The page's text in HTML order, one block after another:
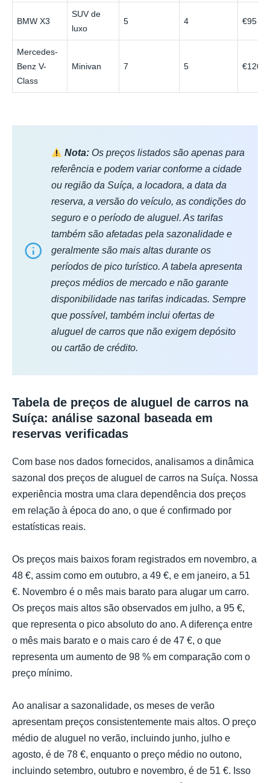
BMW X3
SUV de
luxo
5 4 €95
Mercedes-
Benz V-
Class
Minivan 7 5 €120
Nota: Os preços listados são apenas para
referência e podem variar conforme a cidade
ou região da Suíça, a locadora, a data da
reserva, a versão do veículo, as condições do
seguro e o período de aluguel. As tarifas
também são afetadas pela sazonalidade e
geralmente são mais altas durante os
períodos de pico turístico. A tabela apresenta
preços médios de mercado e não garante
disponibilidade nas tarifas indicadas. Sempre
que possível, também inclui ofertas de
aluguel de carros que não exigem depósito
ou cartão de crédito.
Tabela de preços de aluguel de carros na
Suíça: análise sazonal baseada em
reservas verificadas
Com base nos dados fornecidos, analisamos a dinâmica
sazonal dos preços de aluguel de carros na Suíça. Nossa
experiência mostra uma clara dependência dos preços
em relação à época do ano, o que é confirmado por
estatísticas reais.
Os preços mais baixos foram registrados em novembro, a
48 €, assim como em outubro, a 49 €, e em janeiro, a 51
€. Novembro é o mês mais barato para alugar um carro.
Os preços mais altos são observados em julho, a 95 €,
que representa o pico absoluto do ano. A diferença entre
o mês mais barato e o mais caro é de 47 €, o que
representa um aumento de 98 % em comparação com o
preço mínimo.
Ao analisar a sazonalidade, os meses de verão
apresentam preços consistentemente mais altos. O preço
médio de aluguel no verão, incluindo junho, julho e
agosto, é de 78 €, enquanto o preço médio no outono,
incluindo setembro, outubro e novembro, é de 51 €. Isso